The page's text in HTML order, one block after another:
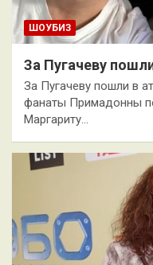
ШОУБИЗ
За Пугачеву
За Пугачеву пошли в
фанаты Примадонны
Маргариту…